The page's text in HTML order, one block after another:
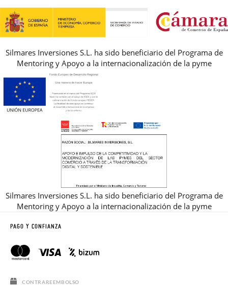
REBAJAS
Silmares Inversiones S.L. ha sido beneficiario del Programa de
Mentoring y Apoyo a la internacionalización de la pyme
Silmares Inversiones S.L. ha sido beneficiario del Programa de
Mentoring y Apoyo a la internacionalización de la pyme
PAGO Y CONFIANZA
CONTRAREEMBOLSO